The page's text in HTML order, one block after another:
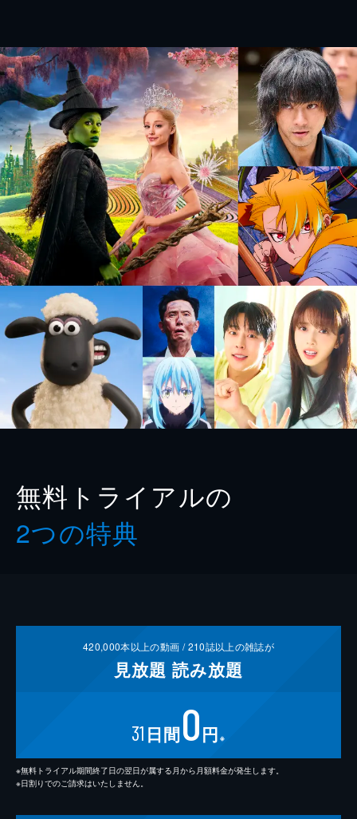
無料トライアルの
2つの特典
420,000本以上の動画 /210誌以上の雑誌が
見放題 読み放題
31 日間0円 ※
※無料トライアル期間終了日の翌日が属する月から月額料金が発生します。
※日割りでのご請求はいたしません。